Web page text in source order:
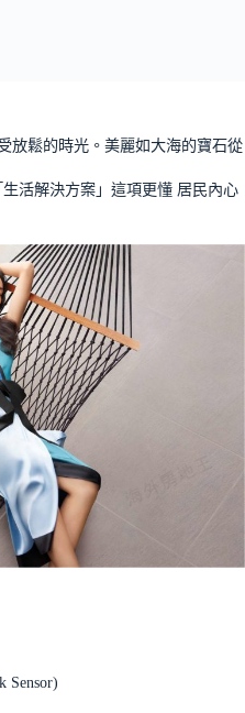
放鬆的時光。美麗如大海的寶石從
活解決方案」這項更懂 居民內心
Sensor)